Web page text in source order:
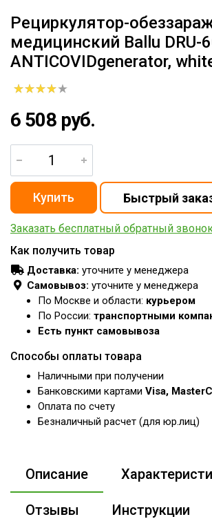
Рециркулятор-
медицинский Ballu DRU-
ANTICOVIDgenerator,
6 508 руб.
Заказать бесплатный обратный
Как получить товар
Доставка: уточните у менеджера
Самовывоз: уточните у менеджера
По Москве и области: курьером
По России: транспортными
Есть пункт самовывоза
Способы оплаты товара
Наличными при получении
Банковскими картами Visa,
Оплата по счету
Безналичный расчет (для юр.лиц)
Описание
Отзывы Инструкции